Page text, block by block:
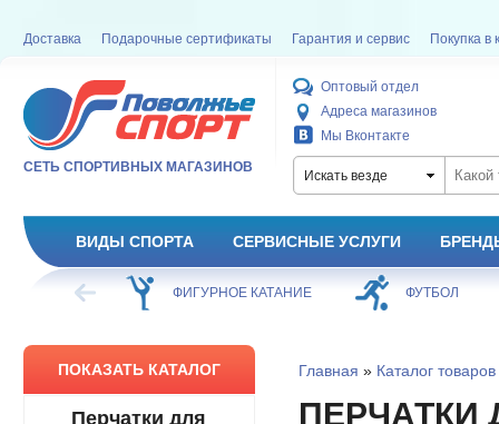
Доставка Подарочные сертификаты Гарантия и сервис Покупка в
СЕТЬ СПОРТИВНЫХ МАГАЗИНОВ
Оптовый отдел
Адреса магазинов
Мы Вконтакте
Искать везде
ВИДЫ СПОРТА СЕРВИСНЫЕ УСЛУГИ
ХОККЕЙ ФИГУРНОЕ КАТАНИЕ ФУТБОЛ
ПОКАЗАТЬ КАТАЛОГ
Перчатки для
Главная » Каталог товаров
ПЕРЧАТКИ